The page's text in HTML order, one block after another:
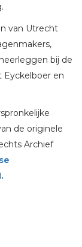
van Utrecht
bij de
en
de originele
Archief